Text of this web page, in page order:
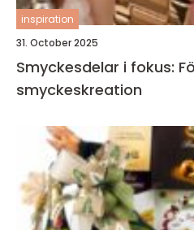
inspiration
31. October 2025
Smyckesdelar i fokus:
smyckeskreation